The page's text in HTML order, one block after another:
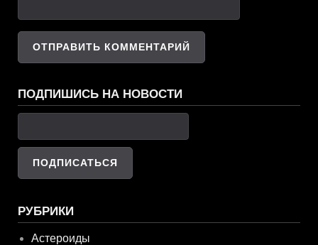
ПОДПИШИСЬ НА НОВОСТИ
РУБРИКИ
Астероиды